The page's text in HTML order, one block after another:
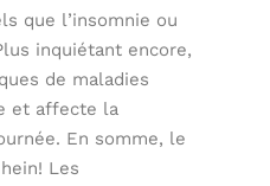
que l’insomnie ou
inquiétant encore,
de maladies
et affecte la
En somme, le
Les